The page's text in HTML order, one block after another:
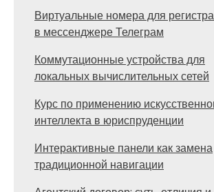
Виртуальные номера для
в мессенджере Телеграм
Коммутационные устройства для
локальных вычислительных сетей
Курс по применению
интеллекта в юриспруденции
Интерактивные панели как замена
традиционной навигации